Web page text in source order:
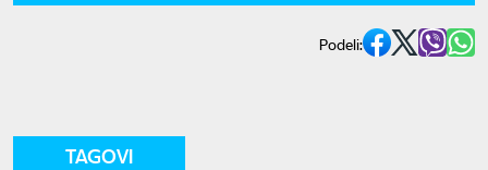
Podeli:
TAGOVI